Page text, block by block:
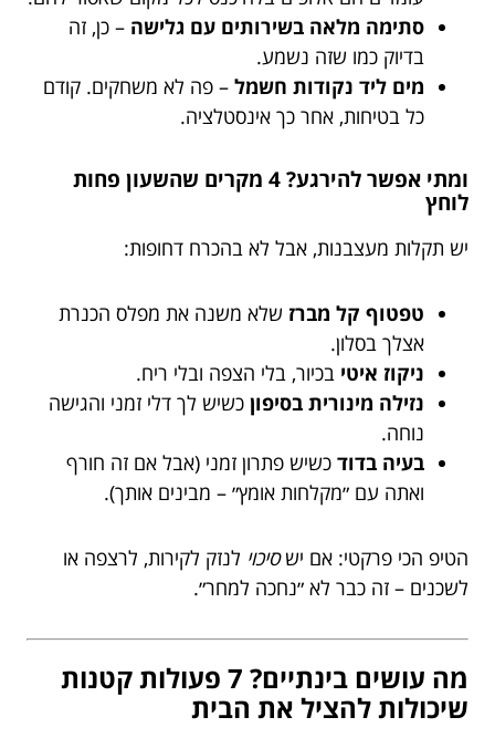
סתימה מלאה בשירותים עם גלישה – כן, זה
בדיוק כמו שזה נשמע.
מים ליד נקודות חשמל – פה לא משחקים. קודם
כל בטיחות, אחר כך אינסטלציה.
ומתי אפשר להירגע? 4 מקרים שהשעון פחות
לוחץ
יש תקלות מעצבנות, אבל לא בהכרח דחופות:
טפטוף קל מברז שלא משנה את מפלס הכנרת
אצלך בסלון.
ניקוז איטי בכיור, בלי הצפה ובלי ריח.
נזילה מינורית בסיפון כשיש לך דלי זמני והגישה
נוחה.
בעיה בדוד כשיש פתרון זמני (אבל אם זה חורף
ואתה עם ״מקלחות אומץ״ – מבינים אותך).
הטיפ הכי פרקטי: אם ישסיכוי לנזק לקירות, לרצפה או
לשכנים – זה כבר לא ״נחכה למחר״.
מה עושים בינתיים? 7 פעולות קטנות
שיכולות להציל את הבית